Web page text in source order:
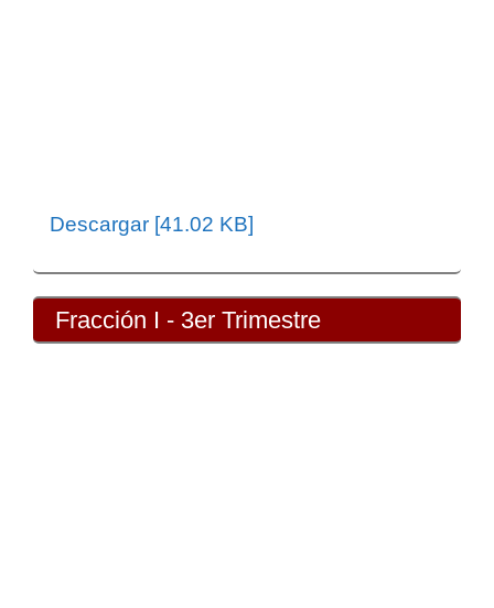
Descargar [41.02 KB]
Fracción I - 3er Trimestre